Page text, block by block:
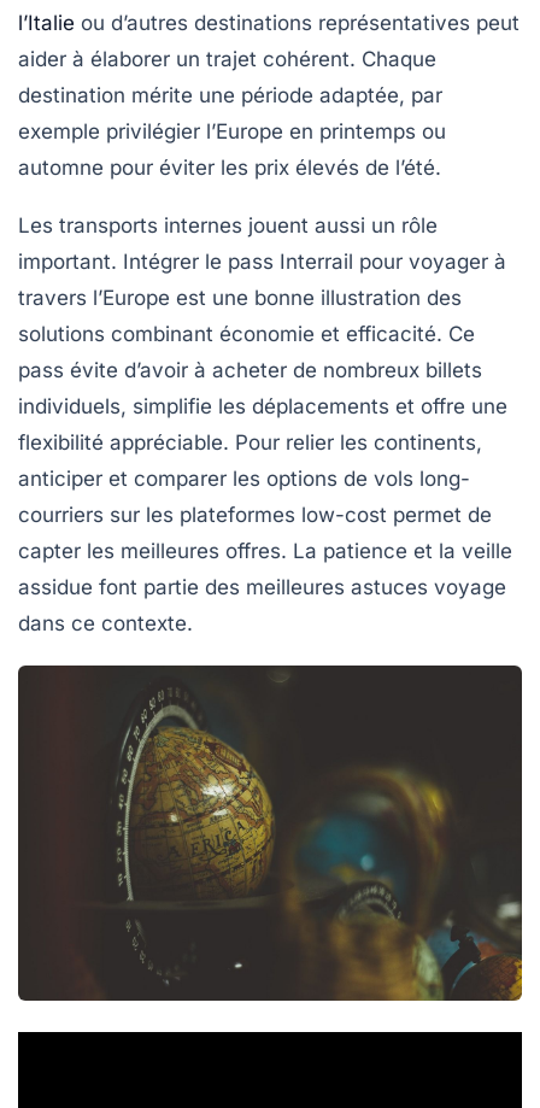
l’Italie ou d’autres destinations représentatives peut
aider à élaborer un trajet cohérent. Chaque
destination mérite une période adaptée, par
exemple privilégier l’Europe en printemps ou
automne pour éviter les prix élevés de l’été.
Les transports internes jouent aussi un rôle
important. Intégrer le pass Interrail pour voyager à
travers l’Europe est une bonne illustration des
solutions combinant économie et efficacité. Ce
pass évite d’avoir à acheter de nombreux billets
individuels, simplifie les déplacements et offre une
flexibilité appréciable. Pour relier les continents,
anticiper et comparer les options de vols long-
courriers sur les plateformes low-cost permet de
capter les meilleures offres. La patience et la veille
assidue font partie des meilleures astuces voyage
dans ce contexte.